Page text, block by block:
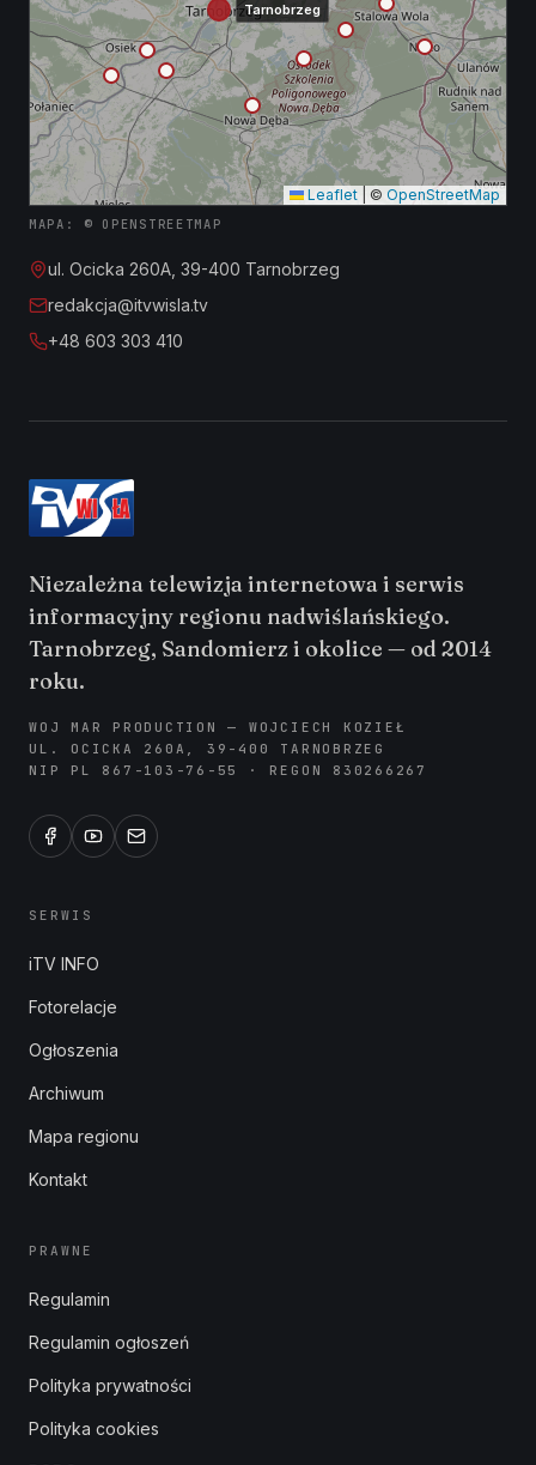
Tarnobrzeg
Leaflet © OpenStreetMap
MAPA: © OPENSTREETMAP
ul. Ocicka 260A, 39-400 Tarnobrzeg
redakcja@itvwisla.tv
+48 603 303 410
Niezależna telewizja internetowa i serwis
informacyjny regionu nadwiślańskiego.
Tarnobrzeg, Sandomierz i okolice — od 2014
roku.
WOJ MAR PRODUCTION — WOJCIECH KOZIEŁ
UL. OCICKA 260A, 39-400 TARNOBRZEG
NIP PL 867-103-76-55 · REGON 830266267
SERWIS
iTV INFO
Fotorelacje
Ogłoszenia
Archiwum
Mapa regionu
Kontakt
PRAWNE
Regulamin
Regulamin ogłoszeń
Polityka prywatności
Polityka cookies